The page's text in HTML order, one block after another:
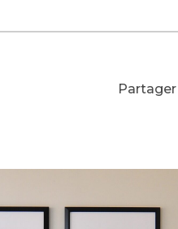
Partager